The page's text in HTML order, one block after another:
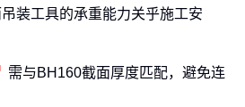
装工具的承重能力关乎施工安
需与BH160截面厚度匹配，避免连